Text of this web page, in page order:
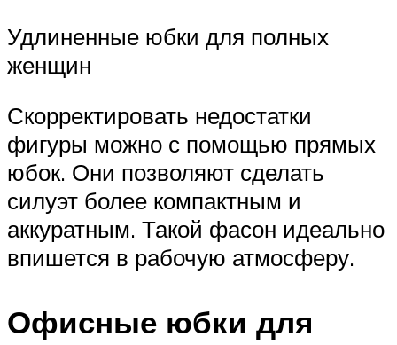
Удлиненные юбки для полных
женщин
Скорректировать недостатки
фигуры можно с помощью прямых
юбок. Они позволяют сделать
силуэт более компактным и
аккуратным. Такой фасон идеально
впишется в рабочую атмосферу.
Офисные юбки для